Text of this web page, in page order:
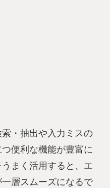
・抽出や入力ミスの
便利な機能が豊富に
まく活用すると、エ
層スムーズになるで